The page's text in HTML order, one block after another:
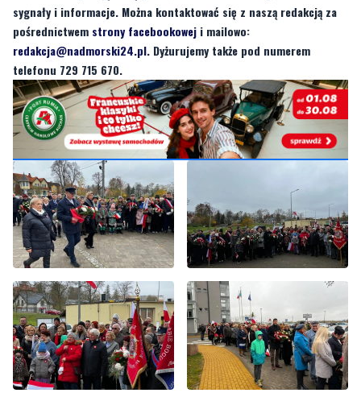
sygnały i informacje. Można kontaktować się z naszą redakcją za
pośrednictwem strony facebookowej i mailowo:
redakcja@nadmorski24.pl. Dyżurujemy także pod numerem
telefonu 729 715 670.